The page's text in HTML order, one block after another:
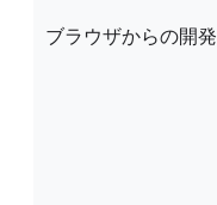
ブラウザからの開発